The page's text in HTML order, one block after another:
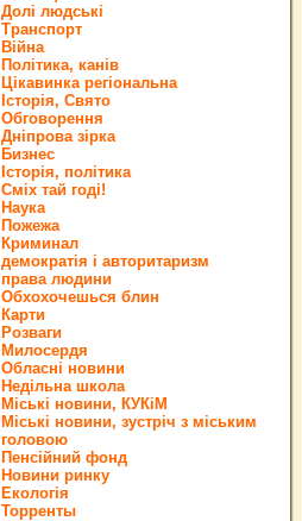
Долі людські
Транспорт
Війна
Політика, канів
Цікавинка регіональна
Історія, Свято
Обговорення
Дніпрова зірка
Бизнес
Історія, політика
Сміх тай годі!
Наука
Пожежа
Криминал
демократія і авторитаризм
права людини
Обхохочешься блин
Карти
Розваги
Милосердя
Обласні новини
Недільна школа
Міські новини, КУКіМ
Міські новини, зустріч з міським
головою
Пенсійний фонд
Новини ринку
Екологія
Торренты